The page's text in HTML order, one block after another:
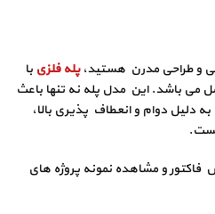
و طراحی مدرن هستید،پله فلزی با
می باشد. این مدل پله نه‌ تنها باعث
دلیل دوام و انعطاف‌ پذیری بالا،
و مشاهده نمونه پروژه‌ های